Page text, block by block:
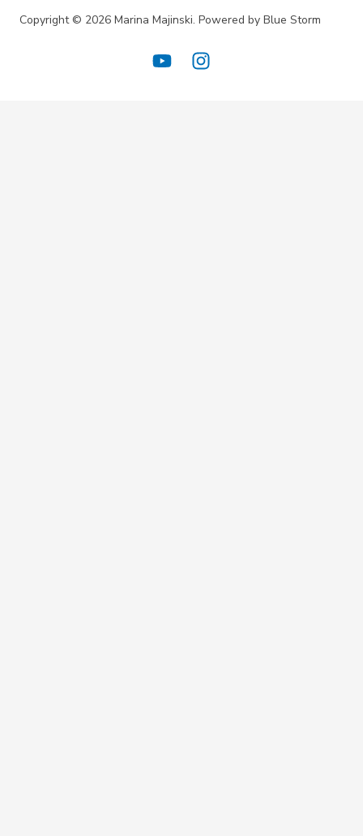
Copyright © 2026 Marina Majinski. Powered by Blue Storm